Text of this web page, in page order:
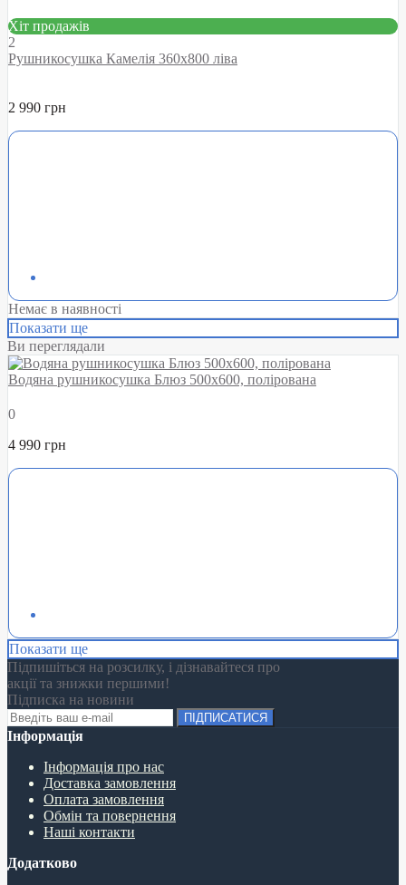
Хіт продажів
2
Рушникосушка Камелія 360х800 ліва
2 990 грн
Немає в наявності
Показати ще
Ви переглядали
Водяна рушникосушка Блюз 500х600, полірована
0
4 990 грн
Показати ще
Підпишіться на розсилку, і дізнавайтеся про
акції та знижки першими!
Підписка на новини
ПІДПИСАТИСЯ
Інформація
Інформація про нас
Доставка замовлення
Оплата замовлення
Обмін та повернення
Наші контакти
Додатково